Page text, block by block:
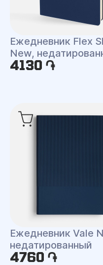
Ежедневник Flex
New,
4130 ֏
Ежедневник Vale
недатированный
4760 ֏